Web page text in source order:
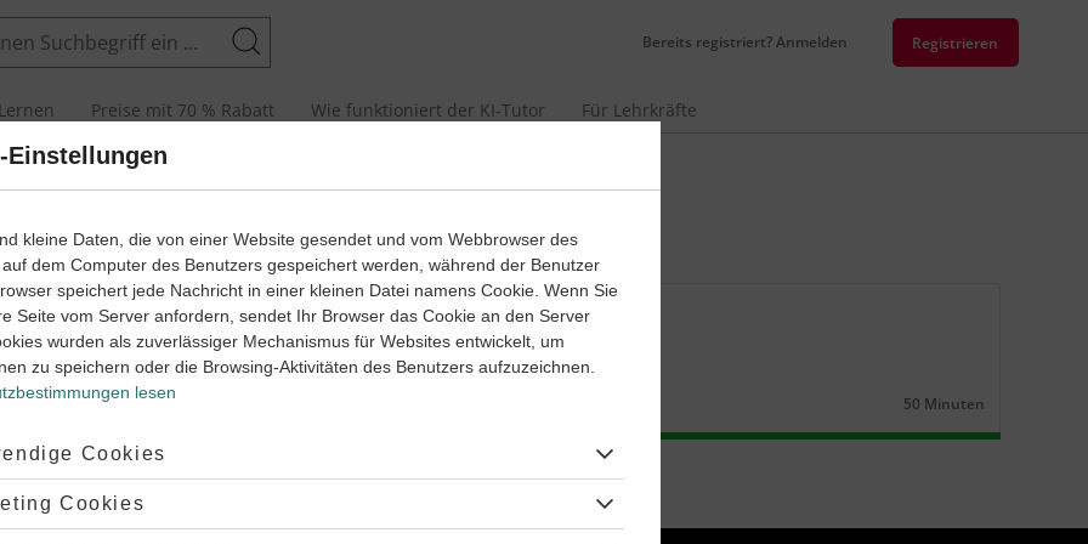
Bereits registriert? Anmelden Registrieren
Suchen
Preise mit 70 % Rabatt Wie funktioniert der KI-Tutor Für Lehrkräfte
und Abiturprüfungen
Atome (1)
9‐10
Klassenarbeit
Radioaktivität 1
Dauer:
50 Minuten
Einstellungen
kleine Daten, die von einer Website gesendet und vom Webbrowser des
dem Computer des Benutzers gespeichert werden, während der Benutzer
speichert jede Nachricht in einer kleinen Datei namens Cookie. Wenn Sie
Seite vom Server anfordern, sendet Ihr Browser das Cookie an den Server
wurden als zuverlässiger Mechanismus für Websites entwickelt, um
zu speichern oder die Browsing-Aktivitäten des Benutzers aufzuzeichnen.
lesen
Cookies
Cookies